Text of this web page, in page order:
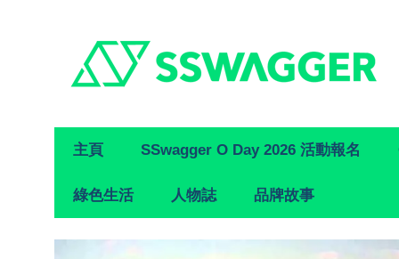
Primary
Navigation
主頁 SSwagger O Day 2026 活動報名
綠色生活 人物誌 品牌故事